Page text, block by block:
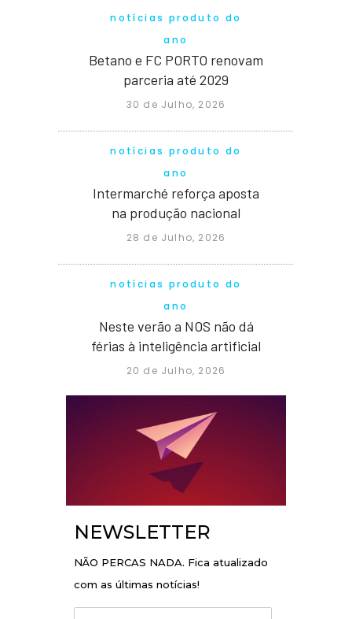
notícias produto do
ano
Betano e FC PORTO renovam
parceria até 2029
30 de Julho, 2026
notícias produto do
ano
Intermarché reforça aposta
na produção nacional
28 de Julho, 2026
notícias produto do
ano
Neste verão a NOS não dá
férias à inteligência artificial
20 de Julho, 2026
NEWSLETTER
NÃO PERCAS NADA. Fica atualizado
com as últimas notícias!